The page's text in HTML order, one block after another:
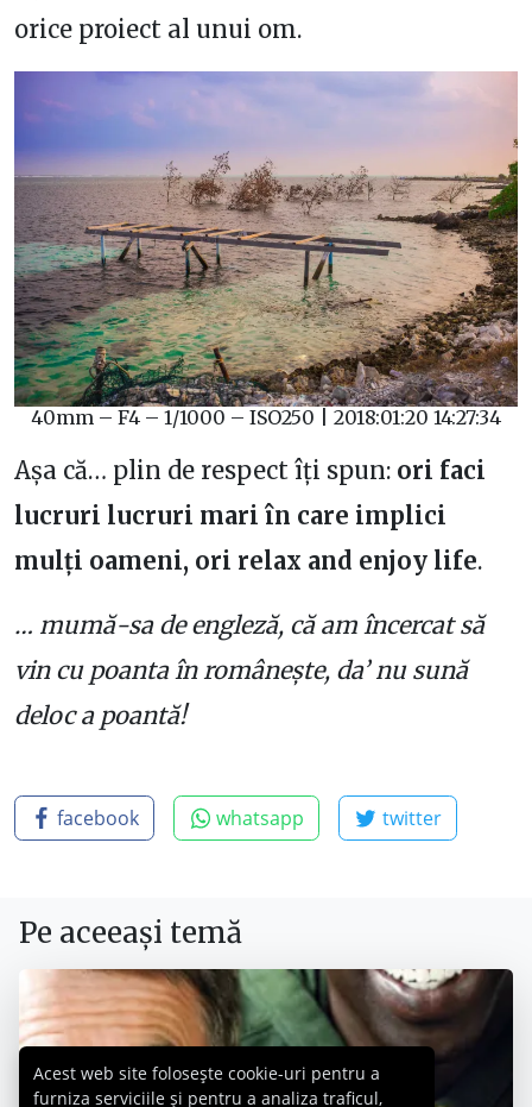
orice proiect al unui om.
40mm – F4 – 1/1000 – ISO250 | 2018:01:20 14:27:34
Așa că… plin de respect îți spun: ori faci
lucruri lucruri mari în care implici
mulți oameni, ori relax and enjoy life.
… mumă-sa de engleză, că am încercat să
vin cu poanta în românește, da’ nu sună
deloc a poantă!
facebook whatsapp twitter
Pe aceeași temă
Acest web site folosește cookie-uri pentru a
furniza serviciile și pentru a analiza traficul,